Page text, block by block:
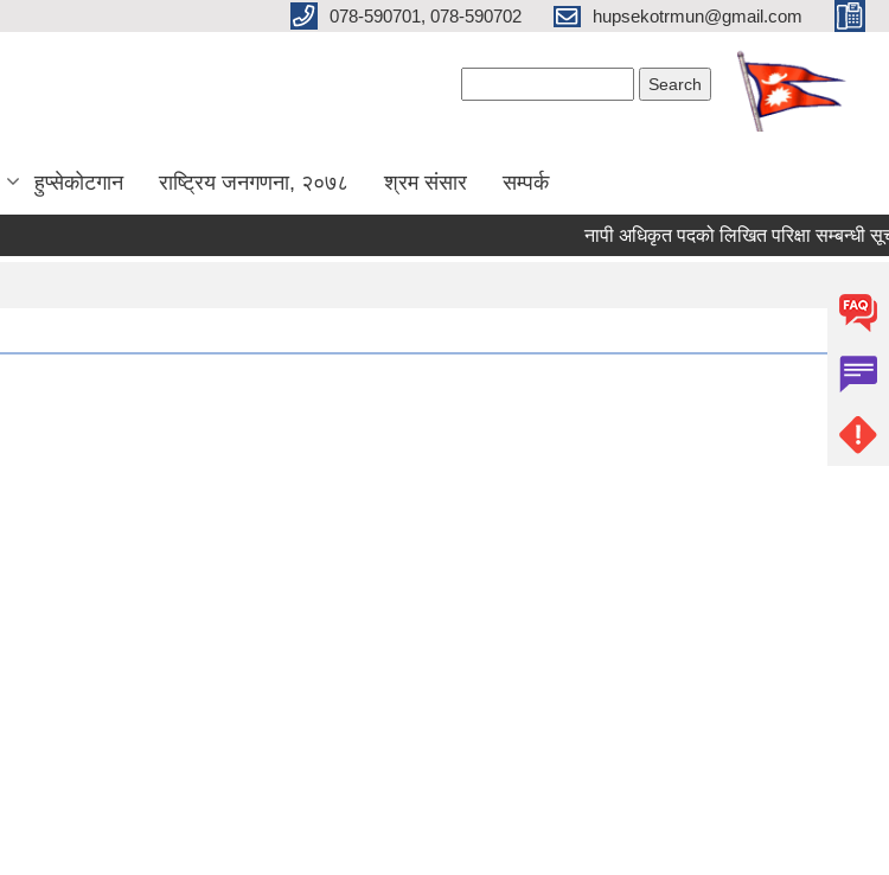
078-590701, 078-590702 hupsekotrmun@gmail.com
हुप्सेकोटगान राष्ट्रिय जनगणना, २०७८ श्रम संसार सम्पर्क
नापी अधिकृत पदको लिखित परिक्षा सम्बन्धी सूचना!!!